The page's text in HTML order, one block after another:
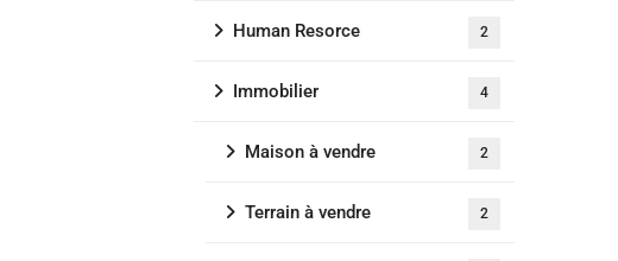
Human Resorce 2
Immobilier 4
Maison à vendre 2
Terrain à vendre 2